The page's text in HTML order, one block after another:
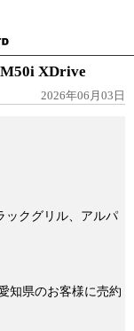
XDrive
2026年06月03日
クグリル、アルパ
知県のお客様に売約